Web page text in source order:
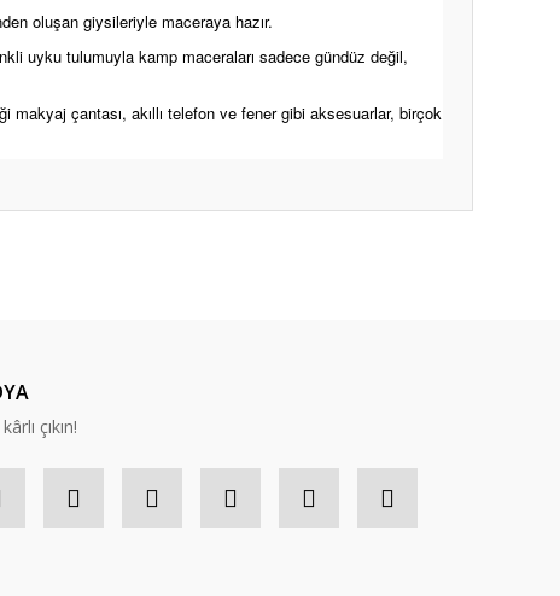
oluşan giysileriyle maceraya hazır.
uyku tulumuyla kamp maceraları sadece gündüz değil,
makyaj çantası, akıllı telefon ve fener gibi aksesuarlar, birçok
çıkın!